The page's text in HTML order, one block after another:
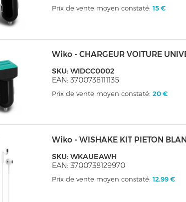
Prix de vente moyen constaté:15 €
Wiko - CHARGEUR VOITURE
SKU: WIDCC0002
EAN: 3700738111135
Prix de vente moyen constaté:20 €
Wiko - WISHAKE KIT PIETON
SKU: WKAUEAWH
EAN: 3700738129970
Prix de vente moyen constaté:12,99 €